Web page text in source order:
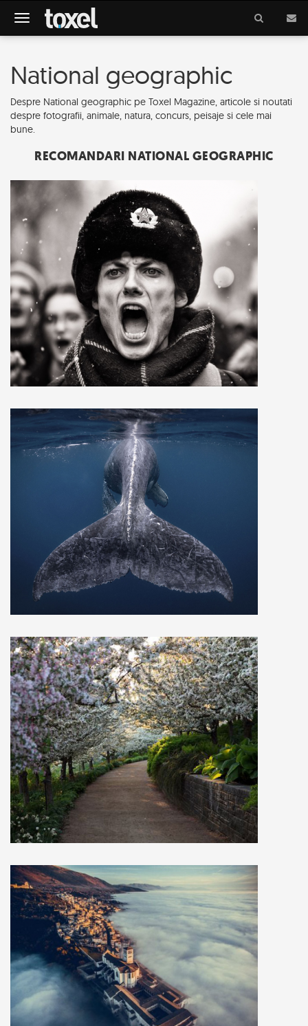
Meniu
National geographic
Despre National geographic pe Toxel Magazine, articole si noutati
despre fotografii, animale, natura, concurs, peisaje si cele mai
bune.
RECOMANDARI NATIONAL GEOGRAPHIC